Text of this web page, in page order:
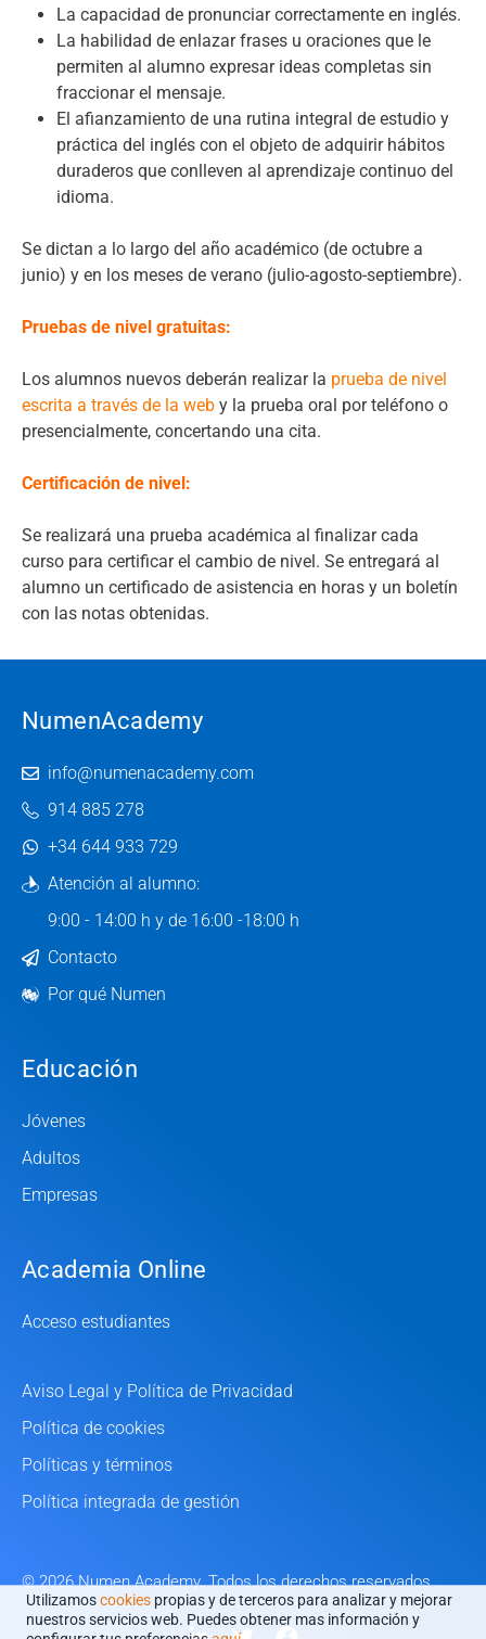
La capacidad de pronunciar correctamente en inglés.
La habilidad de enlazar frases u oraciones que le
permiten al alumno expresar ideas completas sin
fraccionar el mensaje.
El afianzamiento de una rutina integral de estudio y
práctica del inglés con el objeto de adquirir hábitos
duraderos que conlleven al aprendizaje continuo del
idioma.
Se dictan a lo largo del año académico (de octubre a
junio) y en los meses de verano (julio-agosto-septiembre).
Pruebas de nivel gratuitas:
Los alumnos nuevos deberán realizar la prueba de nivel
escrita a través de la web y la prueba oral por teléfono o
presencialmente, concertando una cita.
Certificación de nivel:
Se realizará una prueba académica al finalizar cada
curso para certificar el cambio de nivel. Se entregará al
alumno un certificado de asistencia en horas y un boletín
con las notas obtenidas.
NumenAcademy
info@numenacademy.com
914 885 278
+34 644 933 729
Atención al alumno:
9:00 - 14:00 h y de 16:00 -18:00 h
Contacto
Por qué Numen
Educación
Jóvenes
Adultos
Empresas
Academia Online
Acceso estudiantes
Aviso Legal y Política de Privacidad
Política de cookies
Políticas y términos
Política integrada de gestión
© 2026 Numen Academy. Todos los derechos reservados
Utilizamoscookies propias y de terceros para analizar y mejorar
nuestros servicios web. Puedes obtener mas información y